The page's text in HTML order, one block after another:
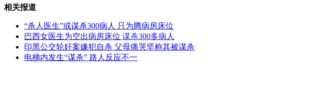
投资移民办绿卡 花费数万一场空
相关报道
“杀人医生”或谋杀300病人 只为腾病房床位
巴西女医生为空出病房床位 谋杀300多病人
印黑公交轮奸案嫌犯自杀 父母痛哭坚称其被谋杀
电梯内发生“谋杀” 路人反应不一